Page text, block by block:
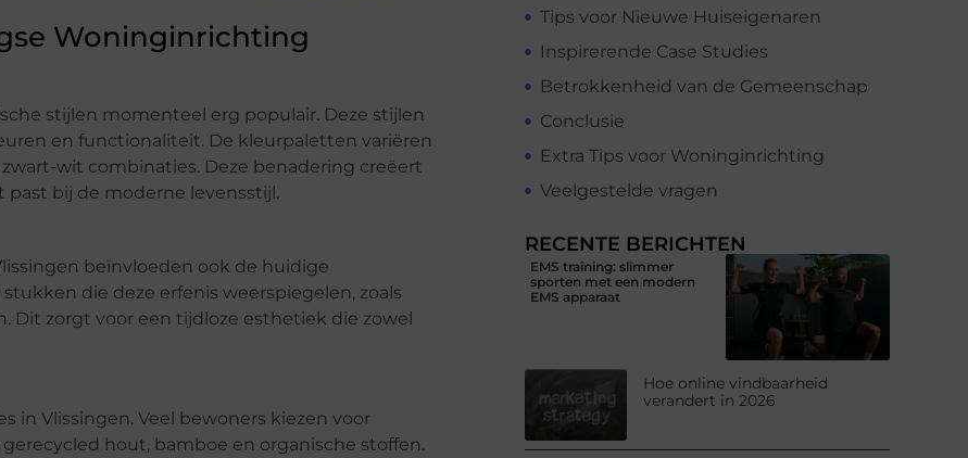
Woninginrichting
stijlen momenteel erg populair. Deze stijlen
en functionaliteit. De kleurpaletten variëren
wit combinaties. Deze benadering creëert
bij de moderne levensstijl.
beïnvloeden ook de huidige
die deze erfenis weerspiegelen, zoals
Dit zorgt voor een tijdloze esthetiek die zowel
in Vlissingen. Veel bewoners kiezen voor
hout, bamboe en organische stoffen.
Tips voor Nieuwe Huiseigenaren
Inspirerende Case Studies
Betrokkenheid van de Gemeenschap
Conclusie
Extra Tips voor Woninginrichting
Veelgestelde vragen
RECENTE BERICHTEN
EMS training: slimmer
sporten met een modern
EMS apparaat
Hoe online vindbaarheid
verandert in 2026